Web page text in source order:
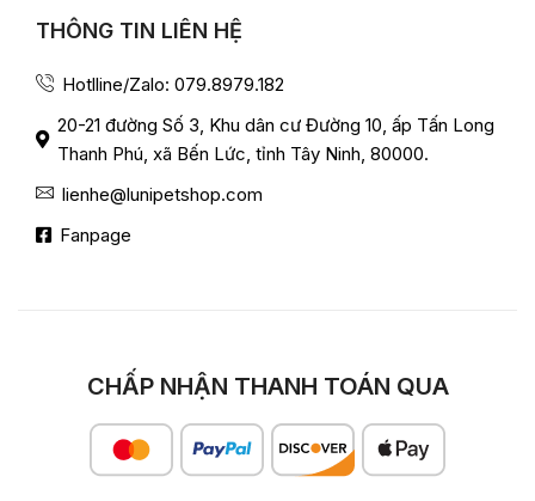
THÔNG TIN LIÊN HỆ
Hotlline/Zalo: 079.8979.182
20-21 đường Số 3, Khu dân cư Đường 10, ấp Tấn Long
Thanh Phú, xã Bến Lức, tỉnh Tây Ninh, 80000.
lienhe@lunipetshop.com
Fanpage
CHẤP NHẬN THANH TOÁN QUA